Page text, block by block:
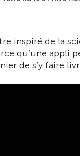
inspiré de la
qu’une appli
de s’y faire